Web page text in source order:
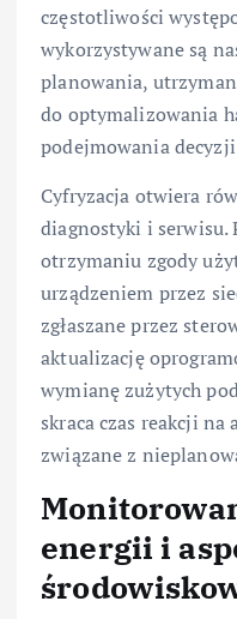
częstotliwości
wykorzystywane są
planowania,
do optymalizowania
podejmowania
Cyfryzacja otwiera
diagnostyki i serwisu.
otrzymaniu zgody
urządzeniem przez
zgłaszane przez
aktualizację
wymianę zużytych
skraca czas reakcji
związane z
energii i